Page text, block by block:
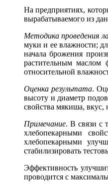
На предприятиях,
вырабатываемого из
Методика проведения
муки и ее влажности;
начала брожения
растительным маслом
относительной
Оценка результата.
высоту и диаметр
свойства мякиша, вкус,
Примечание. В связи с
хлебопекарными
хлебопекарными
стабилизировать
Эффективность
проводится с